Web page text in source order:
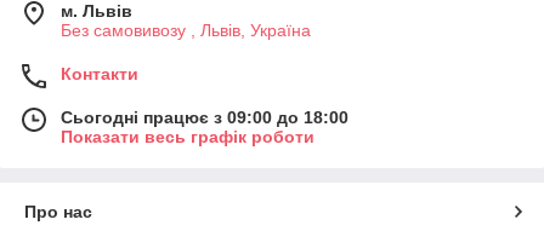
м. Львів
Без самовивозу , Львів, Україна
Контакти
Сьогодні працює з 09:00 до 18:00
Показати весь графік роботи
Про нас